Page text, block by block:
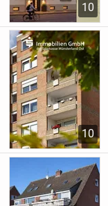
10
10